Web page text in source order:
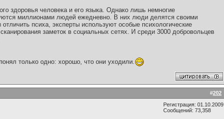
здоровья человека и его языка. Однако лишь немногие
миллионами людей ежедневно. В них люди делятся своими
психа, эксперты используют особые психологические
заметок в социальных сетях. И среди 3000 добровольцев
только одно: хорошо, что они уходили.
#202
Регистрация: 01.10.2009
Сообщений: 73,358